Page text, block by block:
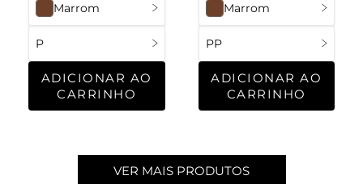
Marrom
P
ADICIONAR AO
CARRINHO
Marrom
PP
ADICIONAR AO
CARRINHO